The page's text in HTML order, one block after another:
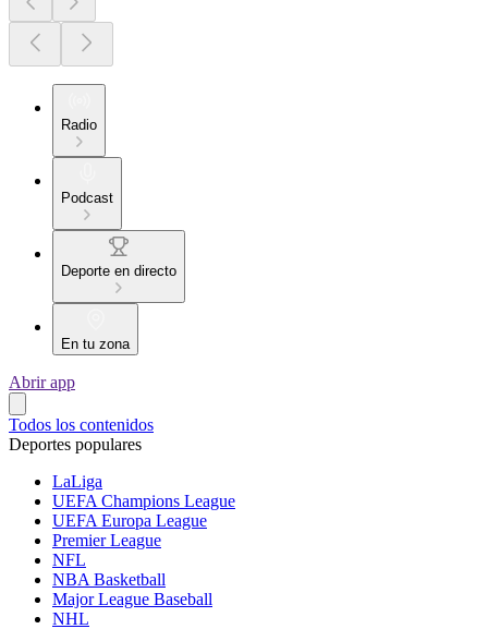
Radio
Podcast
Deporte en directo
En tu zona
Abrir app
Todos los contenidos
Deportes populares
LaLiga
UEFA Champions League
UEFA Europa League
Premier League
NFL
NBA Basketball
Major League Baseball
NHL